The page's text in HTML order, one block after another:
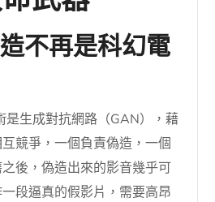
不再是科幻電
是生成對抗網路（GAN），藉
競爭，一個負責偽造，一個
後，偽造出來的影音幾乎可
段逼真的假影片，需要高昂